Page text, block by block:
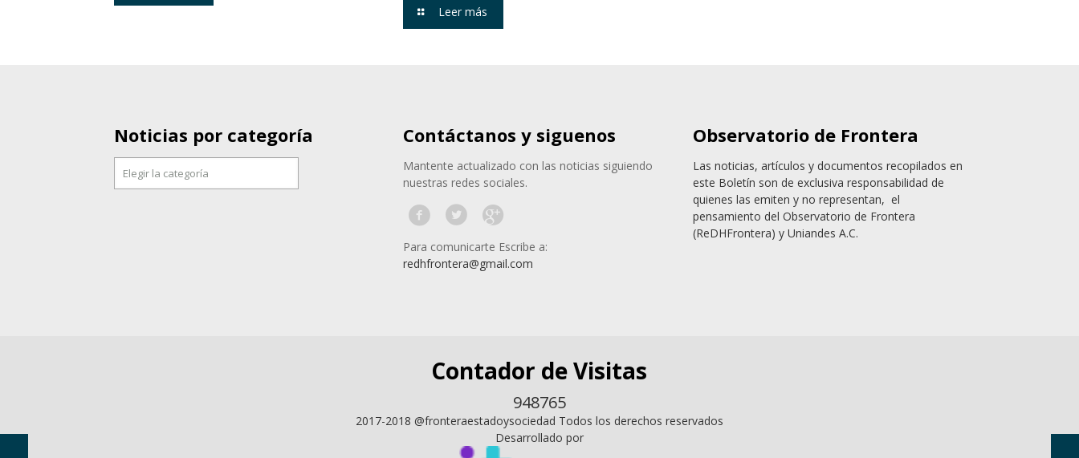
Leer más
Noticias por categoría
por
Contáctanos y siguenos
Mantente actualizado con las noticias siguiendo
nuestras redes sociales.
Para comunicarte Escribe a:
redhfrontera@gmail.com
Observatorio de Frontera
Las noticias, artículos y documentos recopilados en
este Boletín son de exclusiva responsabilidad de
quienes las emiten y no representan, el
pensamiento del Observatorio de Frontera
(ReDHFrontera) y Uniandes A.C.
Contador de Visitas
948765
2017-2018 @fronteraestadoysociedad Todos los derechos reservados
Desarrollado por